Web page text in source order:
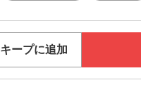
キープに追加